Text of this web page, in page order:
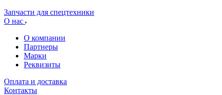
Запчасти для спецтехники
О нас
О компании
Партнеры
Марки
Реквизиты
Оплата и доставка
Контакты